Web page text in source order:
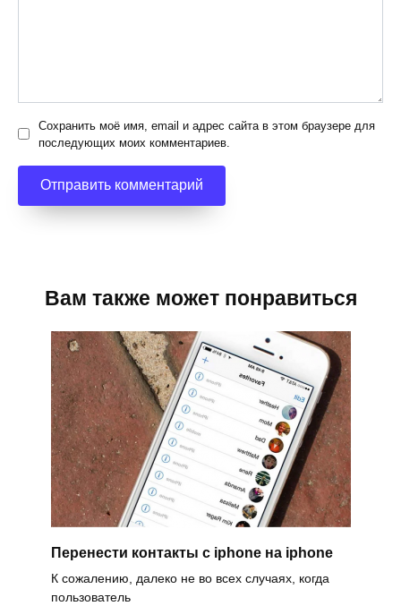
Сохранить моё имя, email и адрес сайта в этом браузере для
последующих моих комментариев.
Вам также может понравиться
Перенести контакты с iphone на iphone
К сожалению, далеко не во всех случаях, когда
пользователь